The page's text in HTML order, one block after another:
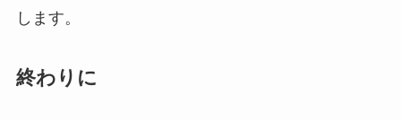
します。
終わりに